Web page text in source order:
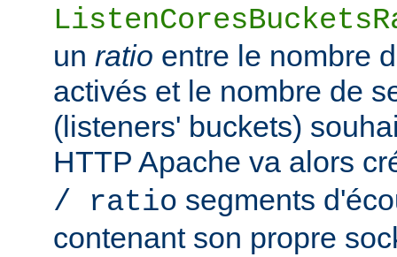
un ratio entre le nombre
activés et le nombre de
(listeners' buckets)
HTTP Apache va alors
/ ratio segments
contenant son propre